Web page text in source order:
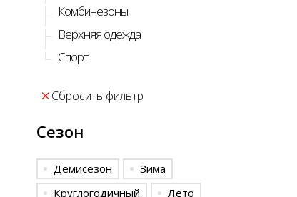
Комбинезоны
Верхняя одежда
Спорт
Сбросить фильтр
Сезон
Демисезон
Зима
Круглогодичный
Лето